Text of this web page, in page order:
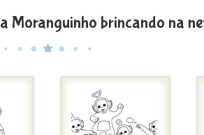
Moranguinho brincando na